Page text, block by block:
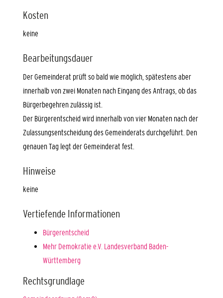
Kosten
keine
Bearbeitungsdauer
Der Gemeinderat prüft so bald wie möglich, spätestens aber
innerhalb von zwei Monaten nach Eingang des Antrags, ob das
Bürgerbegehren zulässig ist.
Der Bürgerentscheid wird innerhalb von vier Monaten nach der
Zulassungsentscheidung des Gemeinderats durchgeführt. Den
genauen Tag legt der Gemeinderat fest.
Hinweise
keine
Vertiefende Informationen
Bürgerentscheid
Mehr Demokratie e.V. Landesverband Baden-
Württemberg
Rechtsgrundlage